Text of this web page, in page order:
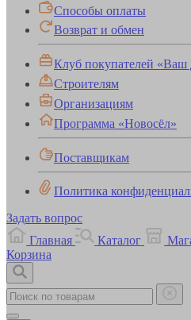
Способы оплаты
Возврат и обмен
Клуб покупателей
Строителям
Организациям
Программа «Новосёл»
Поставщикам
Политика
Задать вопрос
Главная
Каталог
Корзина